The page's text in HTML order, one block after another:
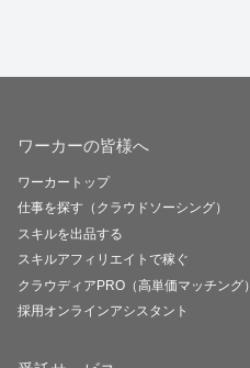
ワーカーの皆様へ
ワーカートップ
仕事を探す（クラウドソーシング）
スキルを出品する
スキルアフィリエイトで稼ぐ
クラウディアPRO（高単価マッチング）
採用オンラインアシスタント